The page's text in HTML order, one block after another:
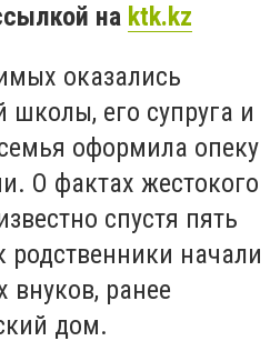
на ktk.kz
оказались
школы, его супруга и
оформила опеку
О фактах жестокого
спустя пять
родственники начали
внуков, ранее
дом.